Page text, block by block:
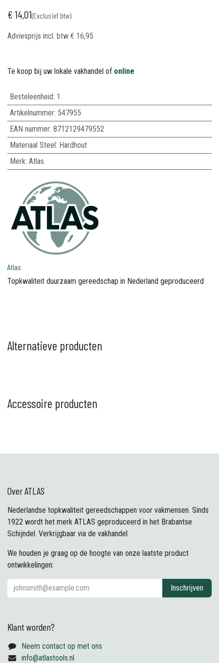
€14,01(Exclusief btw)
Adviesprijs incl. btw € 16,95
Te koop bij uw lokale vakhandel of online
Besteleenheid: 1
Artikelnummer: 547955
EAN nummer: 8712129479552
Materiaal Steel: Hardhout
Merk: Atlas
Atlas
Topkwaliteit duurzaam gereedschap in Nederland geproduceerd
Alternatieve producten
Accessoire producten
Over ATLAS
Nederlandse topkwaliteit gereedschappen voor vakmensen. Sinds
1922 wordt het merk ATLAS geproduceerd in het Brabantse
Schijndel. Verkrijgbaar via de vakhandel.
We houden je graag op de hoogte van onze laatste product
ontwikkelingen:
Inschrijven
Klant worden?
Neem contact op met ons
info@atlastools.nl